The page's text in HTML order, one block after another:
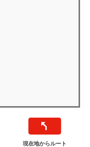
現在地からルート